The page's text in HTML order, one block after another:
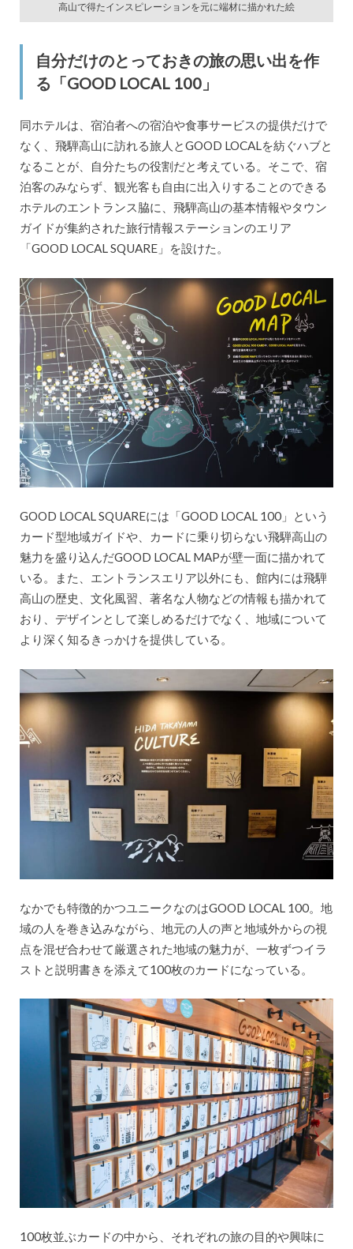
高山で得たインスピレーションを元に端材に描かれた絵
自分だけのとっておきの旅の思い出を作
る「GOOD LOCAL 100」
同ホテルは、宿泊者への宿泊や食事サービスの提供だけで
なく、飛騨高山に訪れる旅人とGOOD LOCALを紡ぐハブと
なることが、自分たちの役割だと考えている。そこで、宿
泊客のみならず、観光客も自由に出入りすることのできる
ホテルのエントランス脇に、飛騨高山の基本情報やタウン
ガイドが集約された旅行情報ステーションのエリア
「GOOD LOCAL SQUARE」を設けた。
GOOD LOCAL SQUAREには「GOOD LOCAL 100」という
カード型地域ガイドや、カードに乗り切らない飛騨高山の
魅力を盛り込んだGOOD LOCAL MAPが壁一面に描かれて
いる。また、エントランスエリア以外にも、館内には飛騨
高山の歴史、文化風習、著名な人物などの情報も描かれて
おり、デザインとして楽しめるだけでなく、地域について
より深く知るきっかけを提供している。
なかでも特徴的かつユニークなのはGOOD LOCAL 100。地
域の人を巻き込みながら、地元の人の声と地域外からの視
点を混ぜ合わせて厳選された地域の魅力が、一枚ずつイラ
ストと説明書きを添えて100枚のカードになっている。
100枚並ぶカードの中から、それぞれの旅の目的や興味に